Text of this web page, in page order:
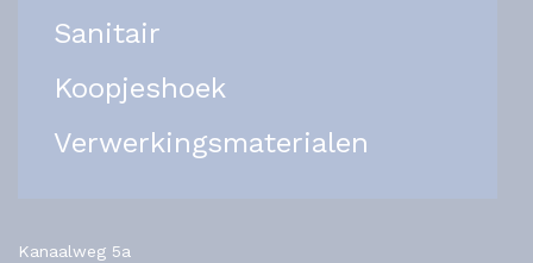
Sanitair
Koopjeshoek
Verwerkingsmaterialen
Kanaalweg 5a